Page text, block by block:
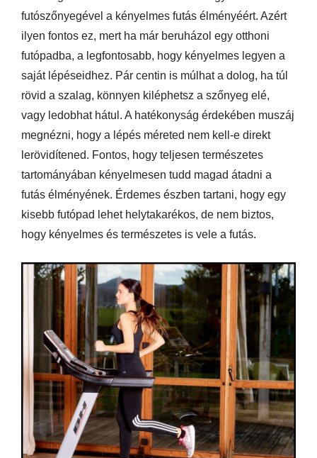
futószőnyegével a kényelmes futás élményéért. Azért
ilyen fontos ez, mert ha már beruházol egy otthoni
futópadba, a legfontosabb, hogy kényelmes legyen a
saját lépéseidhez. Pár centin is múlhat a dolog, ha túl
rövid a szalag, könnyen kiléphetsz a szőnyeg elé,
vagy ledobhat hátul. A hatékonyság érdekében muszáj
megnézni, hogy a lépés méreted nem kell-e direkt
lerövidítened. Fontos, hogy teljesen természetes
tartományában kényelmesen tudd magad átadni a
futás élményének. Érdemes észben tartani, hogy egy
kisebb futópad lehet helytakarékos, de nem biztos,
hogy kényelmes és természetes is vele a futás.